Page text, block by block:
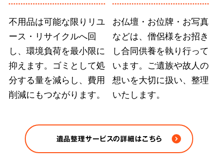
弊社ではどのような状況の遺品整理も、故人の
大切にされていた品物や重要書類を探し出す手
段を尽くします。また、
部屋の完全清掃、脱臭
除菌など、原状回復のおすすめ方法をご案内
※ゴミや不用品の処分は各自治体の条例/法令に
従い適正に処分します。
不用品は可能な限りリユ
ース・リサイクルへ回
し、環境負荷を最小限に
抑えます。ゴミとして処
分する量を減らし、費用
削減にもつながります。
お仏壇・お位牌・お写真
などは、僧侶様をお招き
し合同供養を執り行って
います。ご遺族や故人の
想いを大切に扱い、整理
いたします。
遺品整理サービスの詳細はこちら